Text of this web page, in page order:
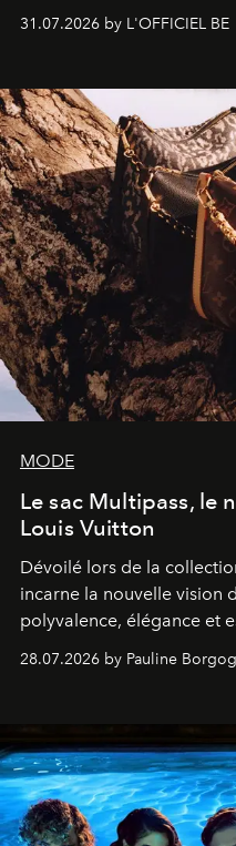
monumentales et poésie
américain investit les
sculpture.
31.07.2026 by L'OFFICIEL BE
MODE
Le sac Multipass, le
Louis Vuitton
Dévoilé lors de la
incarne la nouvelle vision
polyvalence, élégance et
28.07.2026 by Pauline